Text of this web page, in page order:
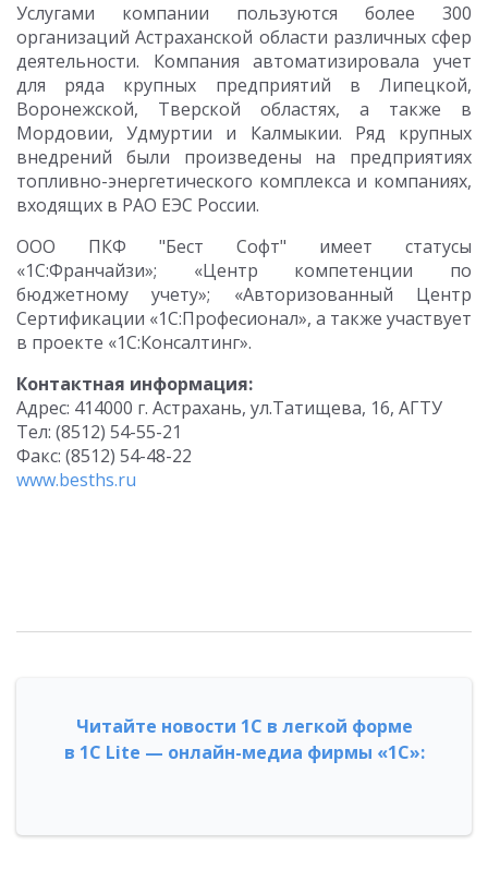
Услугами компании пользуются более 300
организаций Астраханской области различных сфер
деятельности. Компания автоматизировала учет
для ряда крупных предприятий в Липецкой,
Воронежской, Тверской областях, а также в
Мордовии, Удмуртии и Калмыкии. Ряд крупных
внедрений были произведены на предприятиях
топливно-энергетического комплекса и компаниях,
входящих в РАО ЕЭС России.
ООО ПКФ "Бест Софт" имеет статусы
«1С:Франчайзи»; «Центр компетенции по
бюджетному учету»; «Авторизованный Центр
Сертификации «1С:Професионал», а также участвует
в проекте «1С:Консалтинг».
Контактная информация:
Адрес: 414000 г. Астрахань, ул.Татищева, 16, АГТУ
Тел: (8512) 54-55-21
Факс: (8512) 54-48-22
www.besths.ru
Читайте новости 1С в легкой форме
в 1С Lite — онлайн-медиа фирмы «1С»: